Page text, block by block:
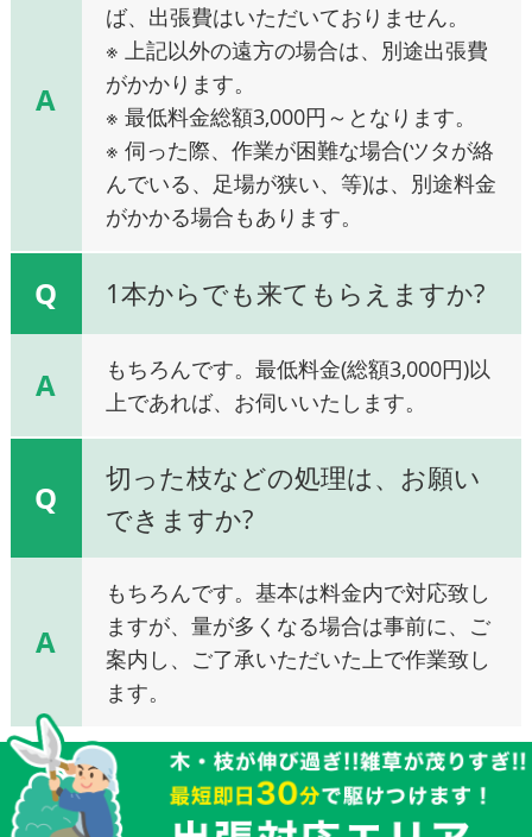
A
ば、出張費はいただいておりません。
※ 上記以外の遠方の場合は、別途出張費
がかかります。
※ 最低料金総額3,000円～となります。
※ 伺った際、作業が困難な場合(ツタが絡
んでいる、足場が狭い、等)は、別途料金
がかかる場合もあります。
Q 1本からでも来てもらえますか?
A
もちろんです。最低料金(総額3,000円)以
上であれば、お伺いいたします。
Q
切った枝などの処理は、お願い
できますか?
A
もちろんです。基本は料金内で対応致し
ますが、量が多くなる場合は事前に、ご
案内し、ご了承いただいた上で作業致し
ます。